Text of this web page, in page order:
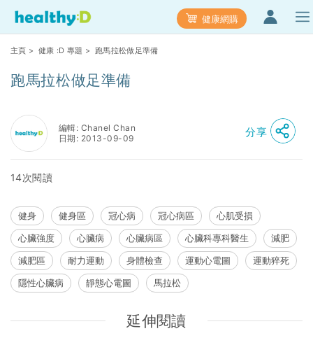
健康網購
主頁 > 健康 :D 專題 > 跑馬拉松做足準備
跑馬拉松做足準備
編輯: Chanel Chan
日期: 2013-09-09
分享
14次閱讀
健身 健身區 冠心病 冠心病區
心肌受損
心臟強度
心臟病 心臟病區 心臟科專科醫生
減肥
減肥區
耐力運動 身體檢查 運動心電圖
運動猝死
隱性心臟病
靜態心電圖 馬拉松
延伸閱讀